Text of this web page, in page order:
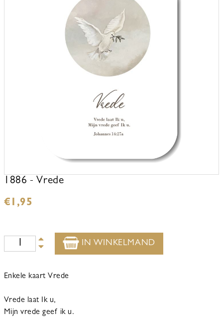
1886 - Vrede
€ 1,95
IN WINKELMAND
Enkele kaart Vrede
Vrede laat Ik u,
Mijn vrede geef ik u.